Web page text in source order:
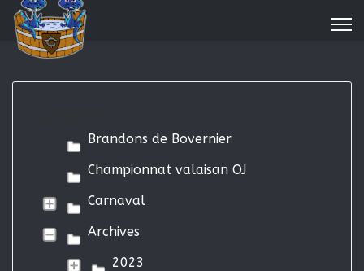
Brandons de Bovernier
Championnat valaisan OJ
Carnaval
Archives
2023